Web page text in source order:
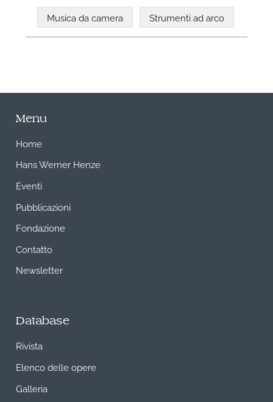
Musica da camera Strumenti ad arco
Menu
Home
Hans Werner Henze
Eventi
Pubblicazioni
Fondazione
Contatto
Newsletter
Database
Rivista
Elenco delle opere
Galleria